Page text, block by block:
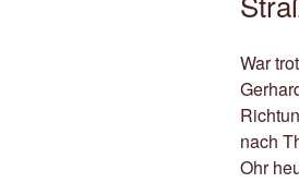
War
nach
Ohr